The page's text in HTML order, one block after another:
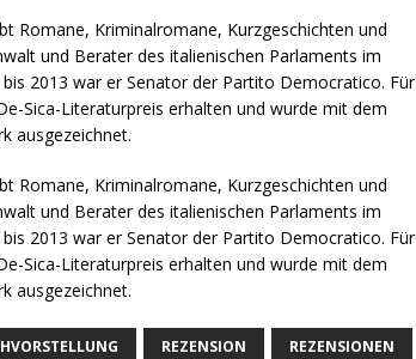
Romane, Kriminalromane, Kurzgeschichten und
und Berater des italienischen Parlaments im
2013 war er Senator der Partito Democratico. Für
Sica-Literaturpreis erhalten und wurde mit dem
ausgezeichnet.
Romane, Kriminalromane, Kurzgeschichten und
und Berater des italienischen Parlaments im
2013 war er Senator der Partito Democratico. Für
Sica-Literaturpreis erhalten und wurde mit dem
ausgezeichnet.
REZENSION REZENSIONEN